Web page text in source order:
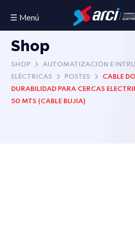
☰ Menú
Shop
SHOP AUTOMATIZACIÓN E
ELÉCTRICAS
POSTES
CABLE
DURABILIDAD PARA CERCAS
50 MTS (CABLE BUJIA)